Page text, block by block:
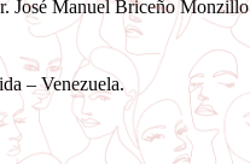
José Manuel Briceño
– Venezuela.